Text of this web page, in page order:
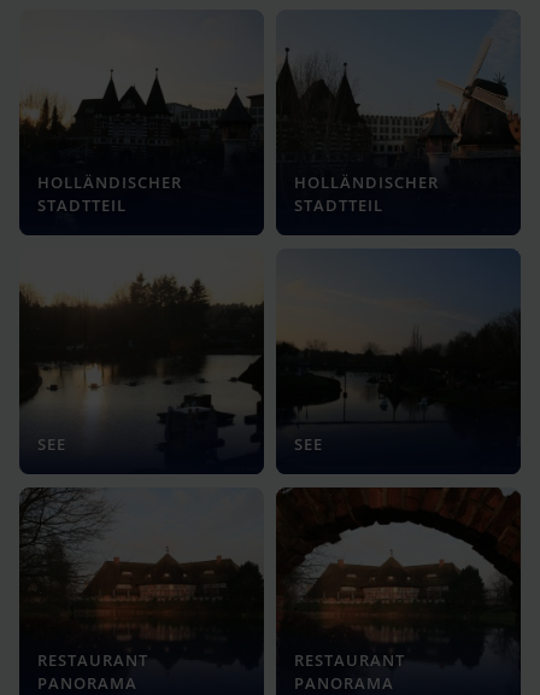
HOLLÄNDISCHER
STADTTEIL
HOLLÄNDISCHER
STADTTEIL
SEE SEE
RESTAURANT
PANORAMA
RESTAURANT
PANORAMA